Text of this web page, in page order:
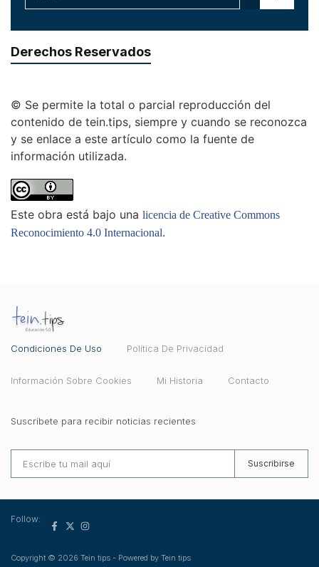
Derechos Reservados
© Se permite la total o parcial reproducción del
contenido de tein.tips, siempre y cuando se reconozca
y se enlace a este artículo como la fuente de
información utilizada.
Este obra está bajo una licencia de Creative Commons
Reconocimiento 4.0 Internacional.
Condiciones De Uso Política De Privacidad
Información Sobre Cookies Mi Historia Contacto
Suscríbete para recibir noticias recientes
Suscribirse
Copyright © 2026 Tein tips - Powered by Tein tips
Follow: